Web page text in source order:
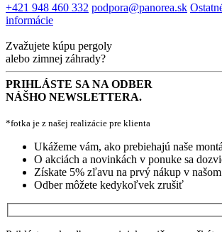
+421 948 460 332 podpora@panorea.sk
informácie
Zvažujete kúpu pergoly
alebo zimnej záhrady?
PRIHLÁSTE SA NA ODBER
NÁŠHO NEWSLETTERA.
*fotka je z našej realizácie pre klienta
Ukážeme vám, ako prebiehajú naše
O akciách a novinkách v ponuke sa
Získate 5% zľavu na prvý nákup v
Odber môžete kedykoľvek zrušiť